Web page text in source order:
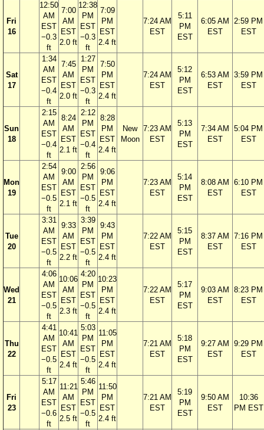
Fri
16
12:50
AM
EST
−0.3
ft
7:00
AM
EST
2.0 ft
12:38
PM
EST
−0.3
ft
7:09
PM
EST
2.4 ft
7:24 AM
EST
5:11
PM
EST
6:05 AM
EST
2:59 PM
EST
Sat
17
1:34
AM
EST
−0.4
ft
7:45
AM
EST
2.0 ft
1:27
PM
EST
−0.3
ft
7:50
PM
EST
2.4 ft
7:24 AM
EST
5:12
PM
EST
6:53 AM
EST
3:59 PM
EST
Sun
18
2:15
AM
EST
−0.4
ft
8:24
AM
EST
2.1 ft
2:12
PM
EST
−0.4
ft
8:28
PM
EST
2.4 ft
New
Moon
7:23 AM
EST
5:13
PM
EST
7:34 AM
EST
5:04 PM
EST
Mon
19
2:54
AM
EST
−0.5
ft
9:00
AM
EST
2.1 ft
2:56
PM
EST
−0.5
ft
9:06
PM
EST
2.4 ft
7:23 AM
EST
5:14
PM
EST
8:08 AM
EST
6:10 PM
EST
Tue
20
3:31
AM
EST
−0.5
ft
9:33
AM
EST
2.2 ft
3:39
PM
EST
−0.5
ft
9:43
PM
EST
2.4 ft
7:22 AM
EST
5:15
PM
EST
8:37 AM
EST
7:16 PM
EST
Wed
21
4:06
AM
EST
−0.5
ft
10:06
AM
EST
2.3 ft
4:20
PM
EST
−0.5
ft
10:23
PM
EST
2.4 ft
7:22 AM
EST
5:17
PM
EST
9:03 AM
EST
8:23 PM
EST
Thu
22
4:41
AM
EST
−0.5
ft
10:41
AM
EST
2.4 ft
5:03
PM
EST
−0.5
ft
11:05
PM
EST
2.4 ft
7:21 AM
EST
5:18
PM
EST
9:27 AM
EST
9:29 PM
EST
Fri
23
5:17
AM
EST
−0.6
ft
11:21
AM
EST
2.5 ft
5:46
PM
EST
−0.5
ft
11:50
PM
EST
2.4 ft
7:21 AM
EST
5:19
PM
EST
9:50 AM
EST
10:36
PM EST